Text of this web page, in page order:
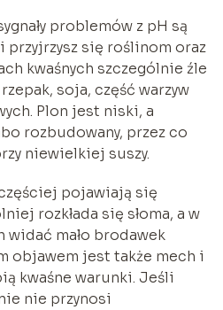
problemów z pH są
się roślinom oraz
kwaśnych szczególnie źle
soja, część warzyw
Plon jest niski, a
rozbudowany, przez co
niewielkiej suszy.
pojawiają się
rozkłada się słoma, a w
mało brodawek
objawem jest także mech i
kwaśne warunki. Jeśli
nie przynosi